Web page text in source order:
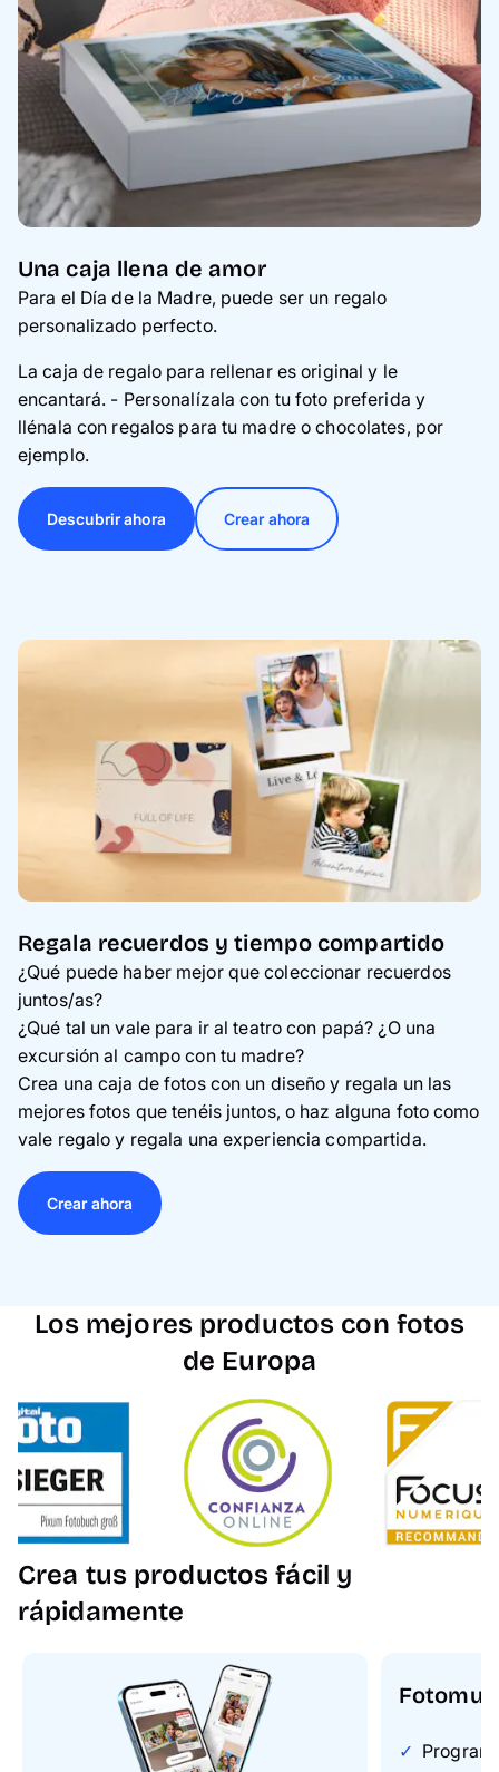
Una caja llena de amor
Para el Día de la Madre, puede ser un regalo
personalizado perfecto.
La caja de regalo para rellenar es original y le
encantará. - Personalízala con tu foto preferida y
llénala con regalos para tu madre o chocolates, por
ejemplo.
Descubrir ahora Crear ahora
Regala recuerdos y tiempo compartido
¿Qué puede haber mejor que coleccionar recuerdos
juntos/as?
¿Qué tal un vale para ir al teatro con papá? ¿O una
excursión al campo con tu madre?
Crea una caja de fotos con un diseño y regala un las
mejores fotos que tenéis juntos, o haz alguna foto como
vale regalo y regala una experiencia compartida.
Crear ahora
Los mejores productos con fotos
de Europa
Crea tus productos fácil y
rápidamente